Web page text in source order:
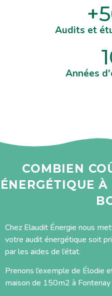
Audits et
+
Années
COMBIEN
ÉNERGÉTIQUE
Chez Elaudit Énergie nous
votre audit énergétique soit
par les aides de l’état.
Prenons l’exemple de Élodie
maison de 150m2 à Fontenay